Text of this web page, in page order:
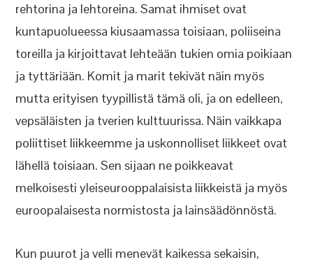
rehtorina ja lehtoreina. Samat ihmiset ovat
kuntapuolueessa kiusaamassa toisiaan, poliiseina
toreilla ja kirjoittavat lehteään tukien omia poikiaan
ja tyttäriään. Komit ja marit tekivät näin myös
mutta erityisen tyypillistä tämä oli, ja on edelleen,
vepsäläisten ja tverien kulttuurissa. Näin vaikkapa
poliittiset liikkeemme ja uskonnolliset liikkeet ovat
lähellä toisiaan. Sen sijaan ne poikkeavat
melkoisesti yleiseurooppalaisista liikkeistä ja myös
euroopalaisesta normistosta ja lainsäädönnöstä.
Kun puurot ja velli menevät kaikessa sekaisin,